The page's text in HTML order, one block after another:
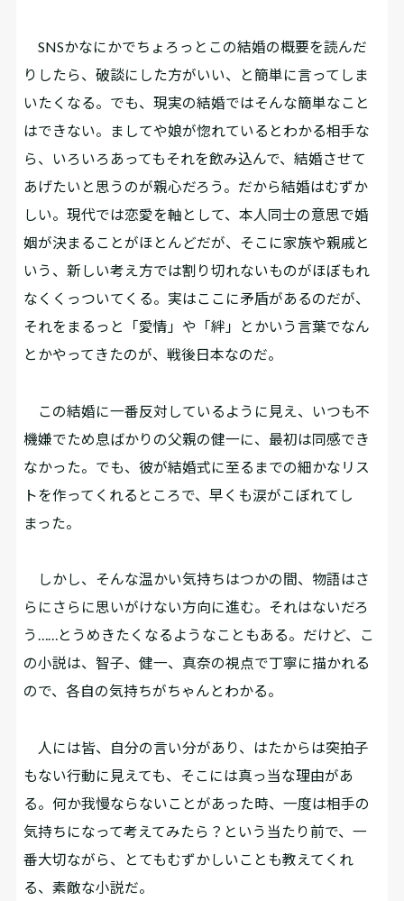
SNSかなにかでちょろっとこの結婚の概要を読んだ
りしたら、破談にした方がいい、と簡単に言ってしま
いたくなる。でも、現実の結婚ではそんな簡単なこと
はできない。ましてや娘が惚れているとわかる相手な
ら、いろいろあってもそれを飲み込んで、結婚させて
あげたいと思うのが親心だろう。だから結婚はむずか
しい。現代では恋愛を軸として、本人同士の意思で婚
姻が決まることがほとんどだが、そこに家族や親戚と
いう、新しい考え方では割り切れないものがほぼもれ
なくくっついてくる。実はここに矛盾があるのだが、
それをまるっと「愛情」や「絆」とかいう言葉でなん
とかやってきたのが、戦後日本なのだ。
この結婚に一番反対しているように見え、いつも不
機嫌でため息ばかりの父親の健一に、最初は同感でき
なかった。でも、彼が結婚式に至るまでの細かなリス
トを作ってくれるところで、早くも涙がこぼれてし
まった。
しかし、そんな温かい気持ちはつかの間、物語はさ
らにさらに思いがけない方向に進む。それはないだろ
う……とうめきたくなるようなこともある。だけど、こ
の小説は、智子、健一、真奈の視点で丁寧に描かれる
ので、各自の気持ちがちゃんとわかる。
人には皆、自分の言い分があり、はたからは突拍子
もない行動に見えても、そこには真っ当な理由があ
る。何か我慢ならないことがあった時、一度は相手の
気持ちになって考えてみたら？という当たり前で、一
番大切ながら、とてもむずかしいことも教えてくれ
る、素敵な小説だ。